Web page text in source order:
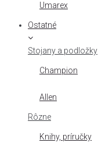
Umarex
Ostatné
Stojany a podložky
Champion
Allen
Rôzne
Knihy, príručky